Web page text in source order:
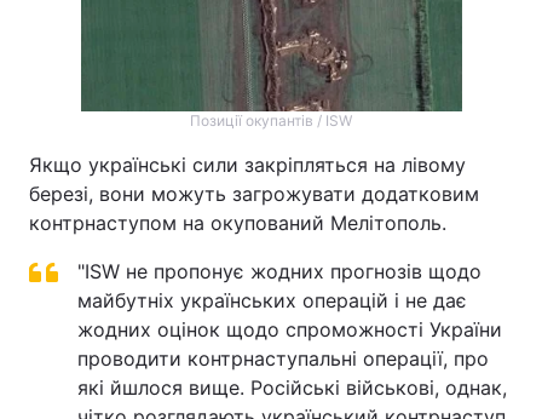
Позиції окупантів / ISW
Якщо українські сили закріпляться на лівому
березі, вони можуть загрожувати додатковим
контрнаступом на окупований Мелітополь.
"ISW не пропонує жодних прогнозів щодо
майбутніх українських операцій і не дає
жодних оцінок щодо спроможності України
проводити контрнаступальні операції, про
які йшлося вище. Російські військові, однак,